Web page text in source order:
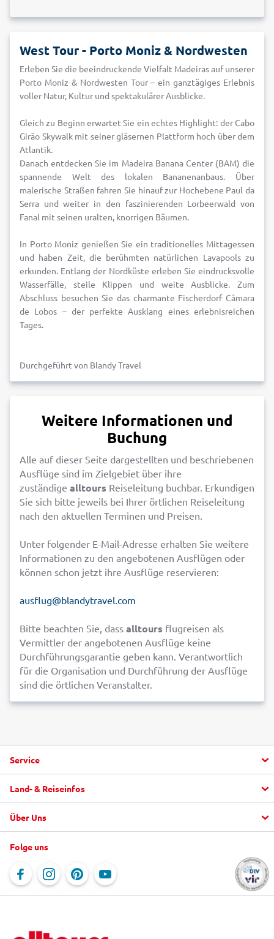
West Tour - Porto Moniz & Nordwesten
Erleben Sie die beeindruckende Vielfalt Madeiras auf unserer
Porto Moniz & Nordwesten Tour – ein ganztägiges Erlebnis
voller Natur, Kultur und spektakulärer Ausblicke.
Gleich zu Beginn erwartet Sie ein echtes Highlight: der Cabo
Girão Skywalk mit seiner gläsernen Plattform hoch über dem
Atlantik.
Danach entdecken Sie im Madeira Banana Center (BAM) die
spannende Welt des lokalen Bananenanbaus. Über
malerische Straßen fahren Sie hinauf zur Hochebene Paul da
Serra und weiter in den faszinierenden Lorbeerwald von
Fanal mit seinen uralten, knorrigen Bäumen.
In Porto Moniz genießen Sie ein traditionelles Mittagessen
und haben Zeit, die berühmten natürlichen Lavapools zu
erkunden. Entlang der Nordküste erleben Sie eindrucksvolle
Wasserfälle, steile Klippen und weite Ausblicke. Zum
Abschluss besuchen Sie das charmante Fischerdorf Câmara
de Lobos – der perfekte Ausklang eines erlebnisreichen
Tages.
Durchgeführt von Blandy Travel
Weitere Informationen und
Buchung
Alle auf dieser Seite dargestellten und beschriebenen
Ausflüge sind im Zielgebiet über ihre
zuständige alltours Reiseleitung buchbar. Erkundigen
Sie sich bitte jeweils bei Ihrer örtlichen Reiseleitung
nach den aktuellen Terminen und Preisen.
Unter folgender E-Mail-Adresse erhalten Sie weitere
Informationen zu den angebotenen Ausflügen oder
können schon jetzt ihre Ausflüge reservieren:
ausflug@blandytravel.com
Bitte beachten Sie, dass alltours flugreisen als
Vermittler der angebotenen Ausflüge keine
Durchführungsgarantie geben kann. Verantwortlich
für die Organisation und Durchführung der Ausflüge
sind die örtlichen Veranstalter.
Service
Aktuelle Informationen
Fragen und Antworten
"mein alltours" App
Online-Kataloge
Reisebürosuche
Beförderungsbedingungen der Fluggesellschaften
Land- & Reiseinfos
Urlaub buchen
Reiseblog
Rundreisen
Über Uns
Unternehmen
Jobs
Newsletter
Folge uns